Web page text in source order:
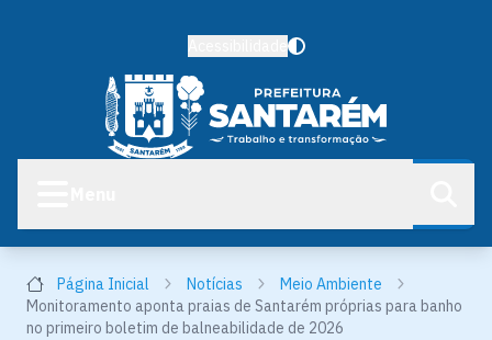
Página Inicial Notícias
Meio Ambiente
Monitoramento aponta praias de Santarém próprias para banho
no primeiro boletim de balneabilidade de 2026